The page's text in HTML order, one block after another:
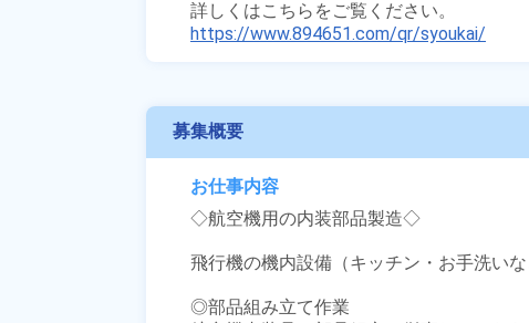
https://www.894651.com/qr/syoukai/
募集概要
お仕事内容
◇航空機用の内装部品製造◇
飛行機の機内設備（キッチン・お手洗い
◎部品組み立て作業